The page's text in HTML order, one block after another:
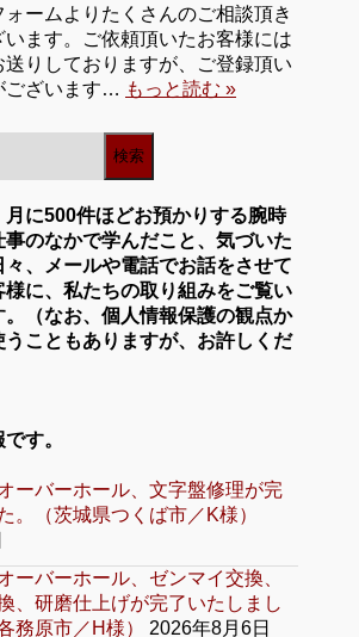
ームよりたくさんのご相談頂き
ます。ご依頼頂いたお客様には
りしておりますが、ご登録頂い
ございます… もっと読む »
月に500件ほどお預かりする腕時
のなかで学んだこと、気づいた
、メールや電話でお話をさせて
に、私たちの取り組みをご覧い
（なお、個人情報保護の観点か
うこともありますが、お許しくだ
す。
ーバーホール、文字盤修理が完
。（茨城県つくば市／K様）
ーバーホール、ゼンマイ交換、
、研磨仕上げが完了いたしまし
務原市／H様）
2026年8月6日